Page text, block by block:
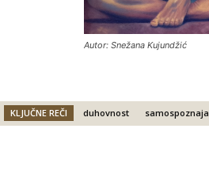
Autor: Snežana Kujundžić
KLJUČNE REČI duhovnost samospoznaja